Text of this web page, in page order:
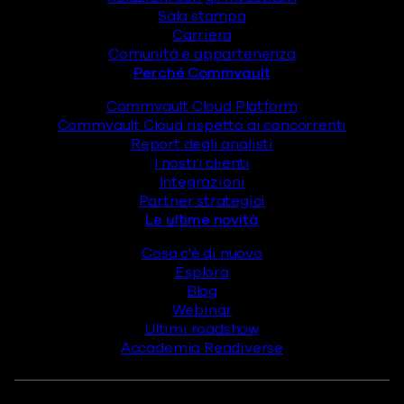
Sala stampa
Carriera
Comunità e appartenenza
Perché Commvault
Commvault Cloud Platform
Commvault Cloud rispetto ai concorrenti
Report degli analisti
I nostri clienti
Integrazioni
Partner strategici
Le ultime novità
Cosa c'è di nuovo
Esplora
Blog
Webinar
Ultimi roadshow
Accademia Readiverse